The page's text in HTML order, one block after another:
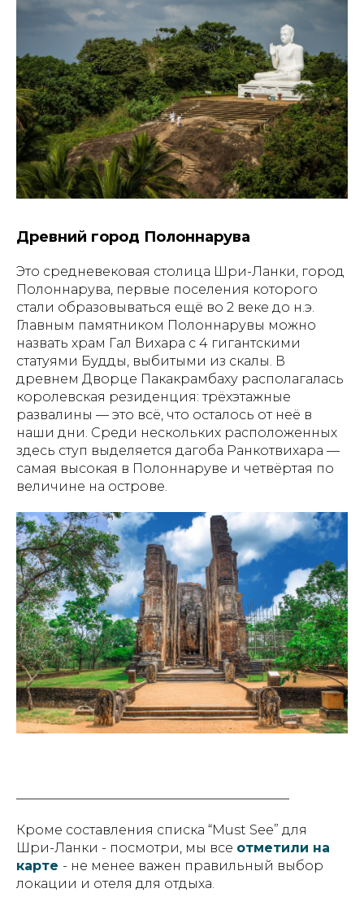
Древний город Полоннарува
Это средневековая столица Шри-Ланки, город
Полоннарува, первые поселения которого
стали образовываться ещё во 2 веке до н.э.
Главным памятником Полоннарувы можно
назвать храм Гал Вихара с 4 гигантскими
статуями Будды, выбитыми из скалы. В
древнем Дворце Пакакрамбаху располагалась
королевская резиденция: трёхэтажные
развалины — это всё, что осталось от неё в
наши дни. Среди нескольких расположенных
здесь ступ выделяется дагоба Ранкотвихара —
самая высокая в Полоннаруве и четвёртая по
величине на острове.
Кроме составления списка “Must See” для
Шри-Ланки - посмотри, мы все отметили на
карте - не менее важен правильный выбор
локации и отеля для отдыха.